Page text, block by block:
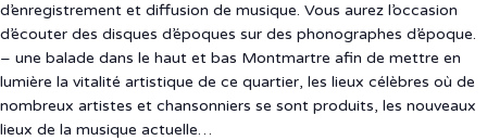
d’enregistrement et diffusion de musique. Vous aurez l’occasion
d’écouter des disques d’époques sur des phonographes d’époque.
– une balade dans le haut et bas Montmartre afin de mettre en
lumière la vitalité artistique de ce quartier, les lieux célèbres où de
nombreux artistes et chansonniers se sont produits, les nouveaux
lieux de la musique actuelle…